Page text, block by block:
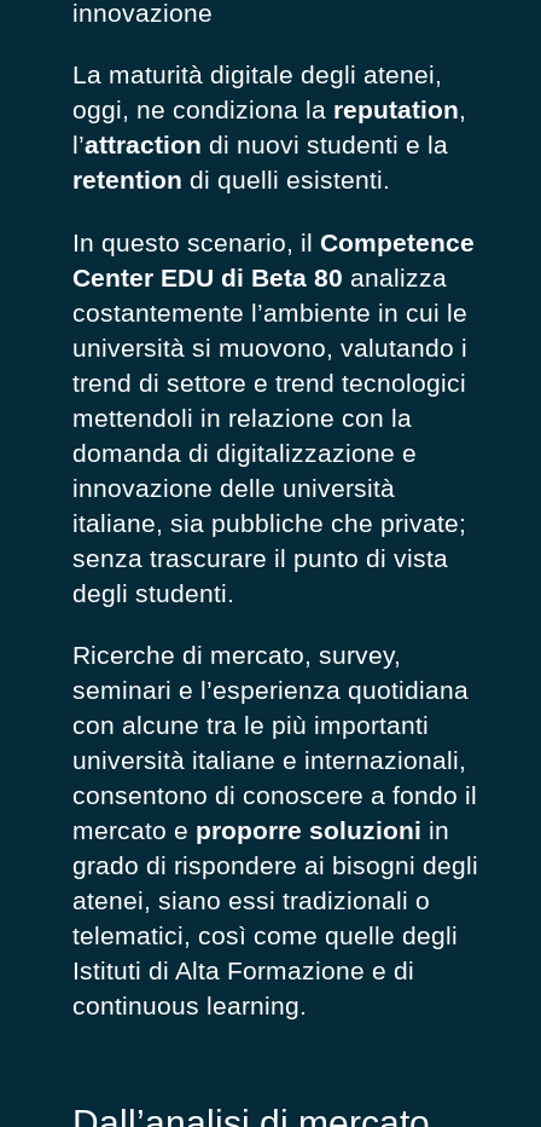
innovazione
La maturità digitale degli atenei,
oggi, ne condiziona la reputation,
l’attraction di nuovi studenti e la
retention di quelli esistenti.
In questo scenario, il Competence
Center EDU di Beta 80 analizza
costantemente l’ambiente in cui le
università si muovono, valutando i
trend di settore e trend tecnologici
mettendoli in relazione con la
domanda di digitalizzazione e
innovazione delle università
italiane, sia pubbliche che private;
senza trascurare il punto di vista
degli studenti.
Ricerche di mercato, survey,
seminari e l’esperienza quotidiana
con alcune tra le più importanti
università italiane e internazionali,
consentono di conoscere a fondo il
mercato e proporre soluzioni in
grado di rispondere ai bisogni degli
atenei, siano essi tradizionali o
telematici, così come quelle degli
Istituti di Alta Formazione e di
continuous learning.